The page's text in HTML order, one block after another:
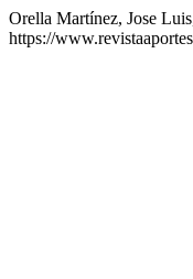
Orella Martínez, Jose
https://